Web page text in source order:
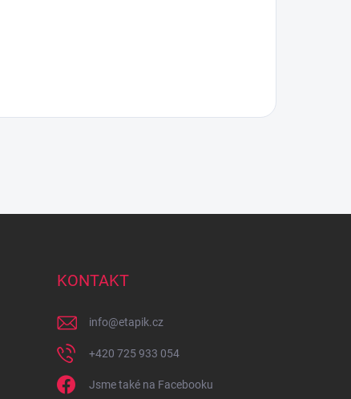
KONTAKT
info@etapik.cz
+420 725 933 054
Jsme také na Facebooku